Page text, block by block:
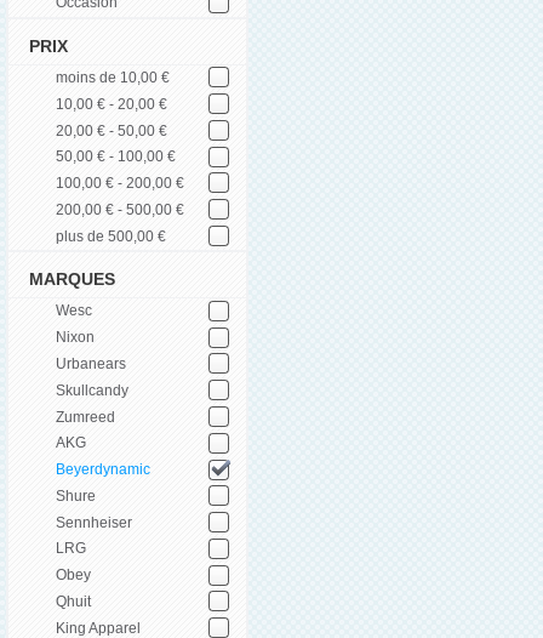
PRIX
moins de 10,00 €
10,00 € - 20,00 €
20,00 € - 50,00 €
50,00 € - 100,00 €
100,00 € - 200,00 €
200,00 € - 500,00 €
plus de 500,00 €
MARQUES
Wesc
Nixon
Urbanears
Skullcandy
Zumreed
AKG
Beyerdynamic
Shure
Sennheiser
LRG
Obey
Qhuit
King Apparel